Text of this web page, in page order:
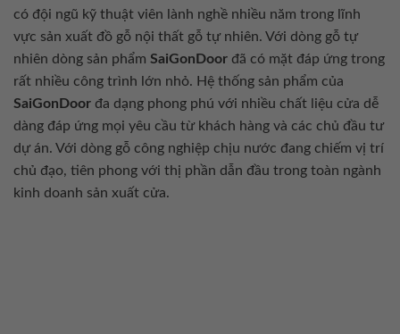
có đội ngũ kỹ thuật viên lành nghề nhiều năm trong lĩnh
vực sản xuất đồ gỗ nội thất gỗ tự nhiên. Với dòng gỗ tự
nhiên dòng sản phẩm SaiGonDoor đã có mặt đáp ứng trong
rất nhiều công trình lớn nhỏ. Hệ thống sản phẩm của
SaiGonDoor đa dạng phong phú với nhiều chất liệu cửa dễ
dàng đáp ứng mọi yêu cầu từ khách hàng và các chủ đầu tư
dự án. Với dòng gỗ công nghiệp chịu nước đang chiếm vị trí
chủ đạo, tiên phong với thị phần dẫn đầu trong toàn ngành
kinh doanh sản xuất cửa.